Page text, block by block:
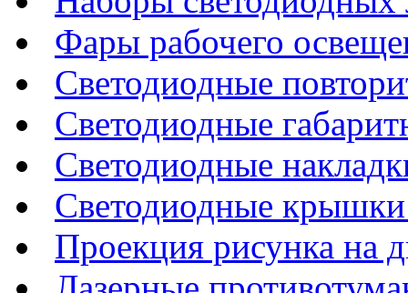
Фары рабочего
Светодиодные
Светодиодные
Светодиодные
Светодиодные крышки
Проекция рисунка на